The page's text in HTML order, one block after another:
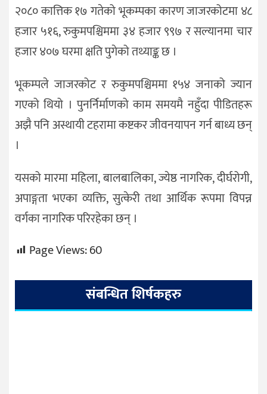
२०८० कात्तिक १७ गतेको भूकम्पका कारण जाजरकोटमा ४८
हजार ५१६, रुकुमपश्चिममा ३४ हजार ९९७ र सल्यानमा चार
हजार ४०७ घरमा क्षति पुगेको तथ्याङ्क छ ।
भूकम्पले जाजरकोट र रुकुमपश्चिममा १५४ जनाको ज्यान
गएको थियो । पुनर्निर्माणको काम समयमै नहुँदा पीडितहरू
अझै पनि अस्थायी टहरामा कष्टकर जीवनयापन गर्न बाध्य छन्
।
यसको मारमा महिला, बालबालिका, ज्येष्ठ नागरिक, दीर्घरोगी,
अपाङ्गता भएका व्यक्ति, सुत्केरी तथा आर्थिक रूपमा विपन्न
वर्गका नागरिक परिरहेका छन् ।
Page Views:60
संबन्धित शिर्षकहरु